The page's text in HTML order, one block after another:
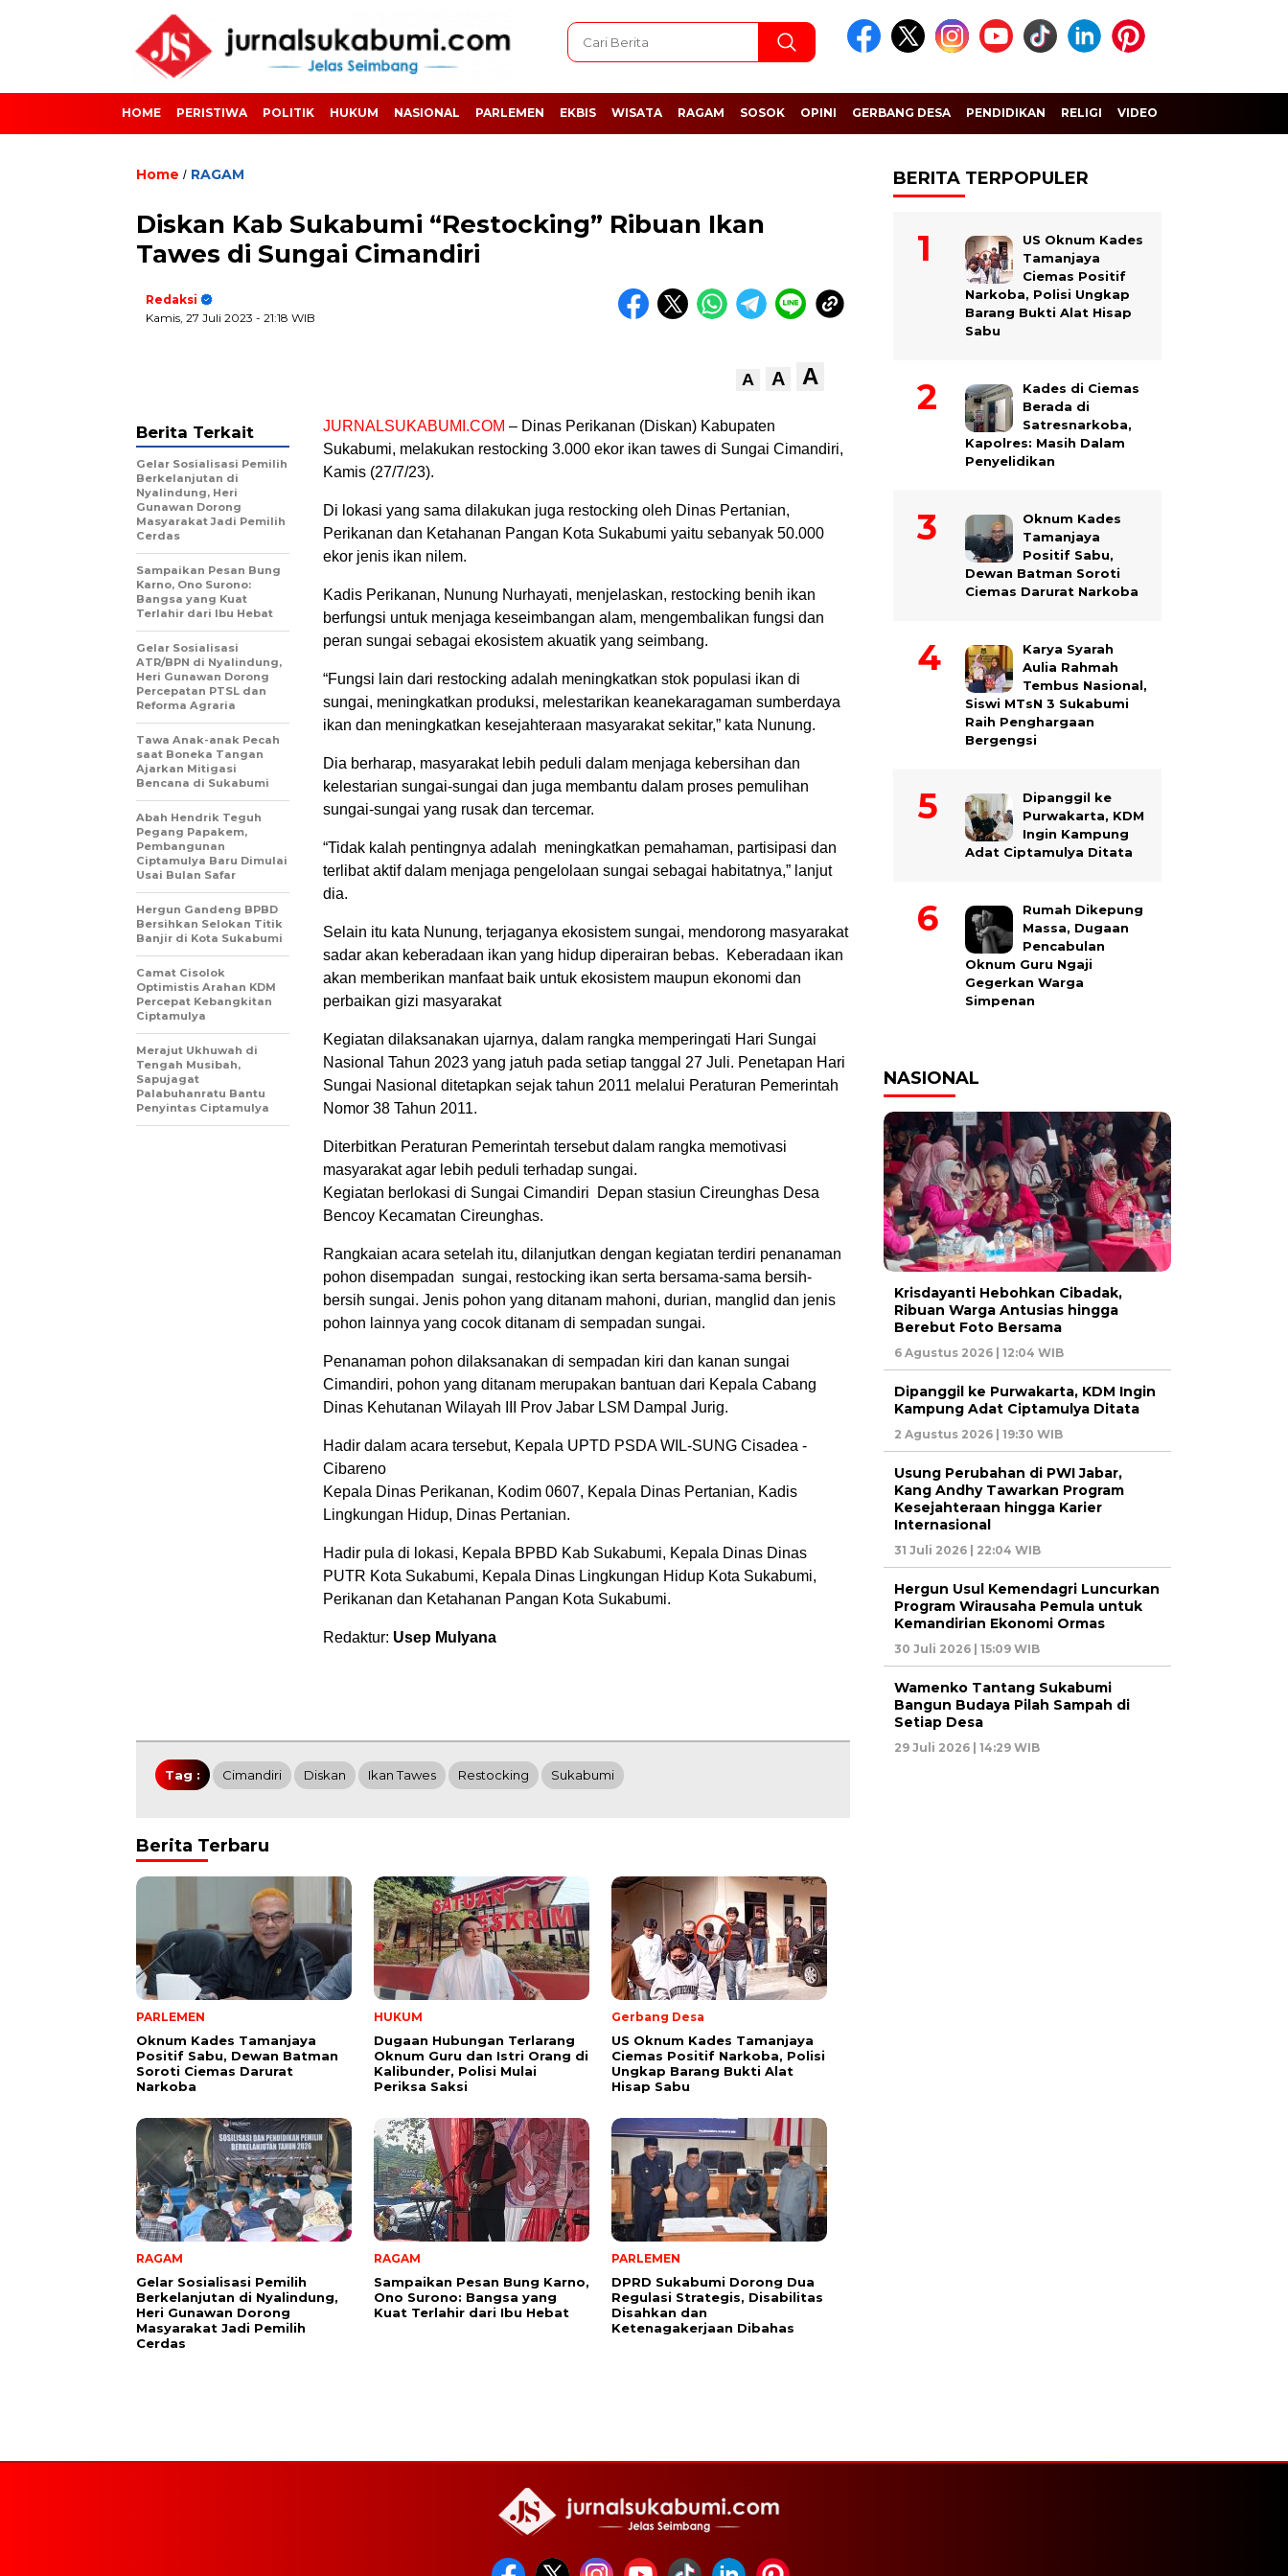
HOME PERISTIWA POLITIK HUKUM NASIONAL PARLEMEN EKBIS WISATA RAGAM SOSOK OPINI GERBANG DESA PENDIDIKAN RELIGI VIDEO
Home / RAGAM
Diskan Kab Sukabumi “Restocking” Ribuan Ikan
Tawes di Sungai Cimandiri
Redaksi
Kamis, 27 Juli 2023 - 21:18 WIB
A A A
JURNALSUKABUMI.COM – Dinas Perikanan (Diskan) Kabupaten
Sukabumi, melakukan restocking 3.000 ekor ikan tawes di Sungai Cimandiri,
Kamis (27/7/23).
Di lokasi yang sama dilakukan juga restocking oleh Dinas Pertanian,
Perikanan dan Ketahanan Pangan Kota Sukabumi yaitu sebanyak 50.000
ekor jenis ikan nilem.
Kadis Perikanan, Nunung Nurhayati, menjelaskan, restocking benih ikan
berfungsi untuk menjaga keseimbangan alam, mengembalikan fungsi dan
peran sungai sebagai ekosistem akuatik yang seimbang.
“Fungsi lain dari restocking adalah meningkatkan stok populasi ikan di
sungai, meningkatkan produksi, melestarikan keanekaragaman sumberdaya
ikan dan meningkatkan kesejahteraan masyarakat sekitar,” kata Nunung.
Dia berharap, masyarakat lebih peduli dalam menjaga kebersihan dan
kelestarian sungai-sungai dan juga membantu dalam proses pemulihan
sungai-sungai yang rusak dan tercemar.
“Tidak kalah pentingnya adalah meningkatkan pemahaman, partisipasi dan
terlibat aktif dalam menjaga pengelolaan sungai sebagai habitatnya,” lanjut
dia.
Selain itu kata Nunung, terjaganya ekosistem sungai, mendorong masyarakat
sadar akan keberadaan ikan yang hidup diperairan bebas. Keberadaan ikan
akan memberikan manfaat baik untuk ekosistem maupun ekonomi dan
perbaikan gizi masyarakat
Kegiatan dilaksanakan ujarnya, dalam rangka memperingati Hari Sungai
Nasional Tahun 2023 yang jatuh pada setiap tanggal 27 Juli. Penetapan Hari
Sungai Nasional ditetapkan sejak tahun 2011 melalui Peraturan Pemerintah
Nomor 38 Tahun 2011.
Diterbitkan Peraturan Pemerintah tersebut dalam rangka memotivasi
masyarakat agar lebih peduli terhadap sungai.
Kegiatan berlokasi di Sungai Cimandiri Depan stasiun Cireunghas Desa
Bencoy Kecamatan Cireunghas.
Rangkaian acara setelah itu, dilanjutkan dengan kegiatan terdiri penanaman
pohon disempadan sungai, restocking ikan serta bersama-sama bersih-
bersih sungai. Jenis pohon yang ditanam mahoni, durian, manglid dan jenis
pohon lainnya yang cocok ditanam di sempadan sungai.
Penanaman pohon dilaksanakan di sempadan kiri dan kanan sungai
Cimandiri, pohon yang ditanam merupakan bantuan dari Kepala Cabang
Dinas Kehutanan Wilayah III Prov Jabar LSM Dampal Jurig.
Hadir dalam acara tersebut, Kepala UPTD PSDA WIL-SUNG Cisadea -
Cibareno
Kepala Dinas Perikanan, Kodim 0607, Kepala Dinas Pertanian, Kadis
Lingkungan Hidup, Dinas Pertanian.
Hadir pula di lokasi, Kepala BPBD Kab Sukabumi, Kepala Dinas Dinas
PUTR Kota Sukabumi, Kepala Dinas Lingkungan Hidup Kota Sukabumi,
Perikanan dan Ketahanan Pangan Kota Sukabumi.
Redaktur: Usep Mulyana
Berita Terkait
Gelar Sosialisasi Pemilih
Berkelanjutan di
Nyalindung, Heri
Gunawan Dorong
Masyarakat Jadi Pemilih
Cerdas
Sampaikan Pesan Bung
Karno, Ono Surono:
Bangsa yang Kuat
Terlahir dari Ibu Hebat
Gelar Sosialisasi
ATR/BPN di Nyalindung,
Heri Gunawan Dorong
Percepatan PTSL dan
Reforma Agraria
Tawa Anak-anak Pecah
saat Boneka Tangan
Ajarkan Mitigasi
Bencana di Sukabumi
Abah Hendrik Teguh
Pegang Papakem,
Pembangunan
Ciptamulya Baru Dimulai
Usai Bulan Safar
Hergun Gandeng BPBD
Bersihkan Selokan Titik
Banjir di Kota Sukabumi
Camat Cisolok
Optimistis Arahan KDM
Percepat Kebangkitan
Ciptamulya
Merajut Ukhuwah di
Tengah Musibah,
Sapujagat
Palabuhanratu Bantu
Penyintas Ciptamulya
Tag : Cimandiri Diskan Ikan Tawes Restocking Sukabumi
Berita Terbaru
PARLEMEN
Oknum Kades Tamanjaya
Positif Sabu, Dewan Batman
Soroti Ciemas Darurat
Narkoba
HUKUM
Dugaan Hubungan Terlarang
Oknum Guru dan Istri Orang di
Kalibunder, Polisi Mulai
Periksa Saksi
Gerbang Desa
US Oknum Kades Tamanjaya
Ciemas Positif Narkoba, Polisi
Ungkap Barang Bukti Alat
Hisap Sabu
RAGAM
Gelar Sosialisasi Pemilih
Berkelanjutan di Nyalindung,
Heri Gunawan Dorong
Masyarakat Jadi Pemilih
Cerdas
RAGAM
Sampaikan Pesan Bung Karno,
Ono Surono: Bangsa yang
Kuat Terlahir dari Ibu Hebat
PARLEMEN
DPRD Sukabumi Dorong Dua
Regulasi Strategis, Disabilitas
Disahkan dan
Ketenagakerjaan Dibahas
BERITA TERPOPULER
US Oknum Kades
Tamanjaya
Ciemas Positif
Narkoba, Polisi Ungkap
Barang Bukti Alat Hisap
Sabu
Kades di Ciemas
Berada di
Satresnarkoba,
Kapolres: Masih Dalam
Penyelidikan
Oknum Kades
Tamanjaya
Positif Sabu,
Dewan Batman Soroti
Ciemas Darurat Narkoba
Karya Syarah
Aulia Rahmah
Tembus Nasional,
Siswi MTsN 3 Sukabumi
Raih Penghargaan
Bergengsi
Dipanggil ke
Purwakarta, KDM
Ingin Kampung
Adat Ciptamulya Ditata
Rumah Dikepung
Massa, Dugaan
Pencabulan
Oknum Guru Ngaji
Gegerkan Warga
Simpenan
NASIONAL
Krisdayanti Hebohkan Cibadak,
Ribuan Warga Antusias hingga
Berebut Foto Bersama
6 Agustus 2026 | 12:04 WIB
Dipanggil ke Purwakarta, KDM Ingin
Kampung Adat Ciptamulya Ditata
2 Agustus 2026 | 19:30 WIB
Usung Perubahan di PWI Jabar,
Kang Andhy Tawarkan Program
Kesejahteraan hingga Karier
Internasional
31 Juli 2026 | 22:04 WIB
Hergun Usul Kemendagri Luncurkan
Program Wirausaha Pemula untuk
Kemandirian Ekonomi Ormas
30 Juli 2026 | 15:09 WIB
Wamenko Tantang Sukabumi
Bangun Budaya Pilah Sampah di
Setiap Desa
29 Juli 2026 | 14:29 WIB